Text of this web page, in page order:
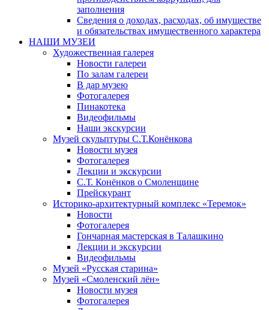
заполнения
Сведения о доходах, расходах, об имуществе
и обязательствах имущественного характера
НАШИ МУЗЕИ
Художественная галерея
Новости галереи
По залам галереи
В дар музею
Фотогалерея
Пинакотека
Видеофильмы
Наши экскурсии
Музей скульптуры С.Т.Конёнкова
Новости музея
Фотогалерея
Лекции и экскурсии
С.Т. Конёнков о Смоленщине
Прейскурант
Историко-архитектурный комплекс «Теремок»
Новости
Фотогалерея
Гончарная мастерская в Талашкино
Лекции и экскурсии
Видеофильмы
Музей «Русская старина»
Музей «Смоленский лён»
Новости музея
Фотогалерея